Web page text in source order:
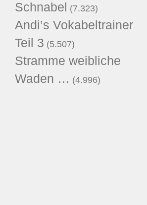
Schnabel
(7.323)
Andi’s Vokabeltrainer
Teil 3 (5.507)
Stramme weibliche
Waden … (4.996)